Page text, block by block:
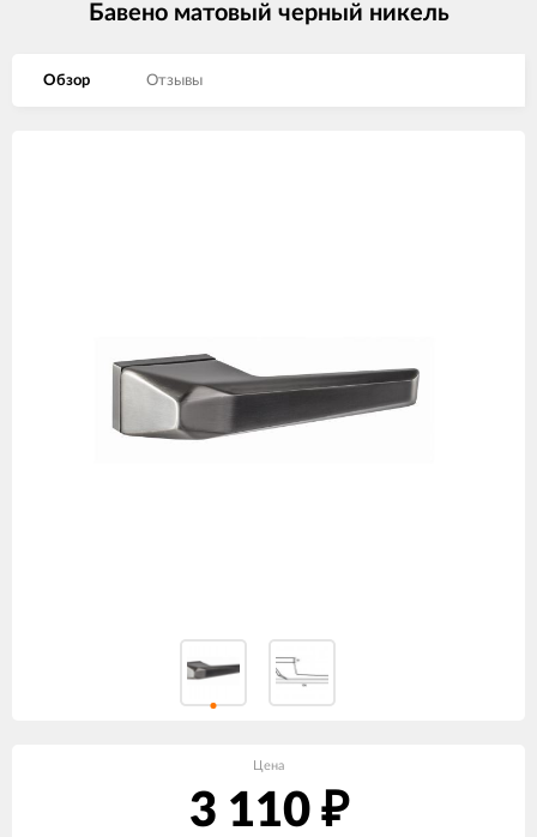
Бавено матовый черный никель
Обзор Отзывы
Цена
3 110 ₽